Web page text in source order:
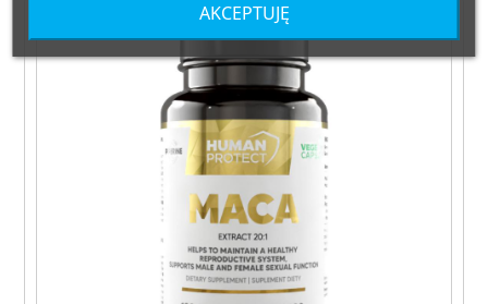
AKCEPTUJĘ